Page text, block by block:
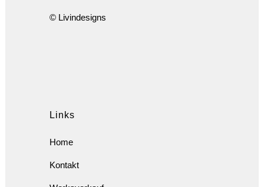
© Livindesigns
Links
Home
Kontakt